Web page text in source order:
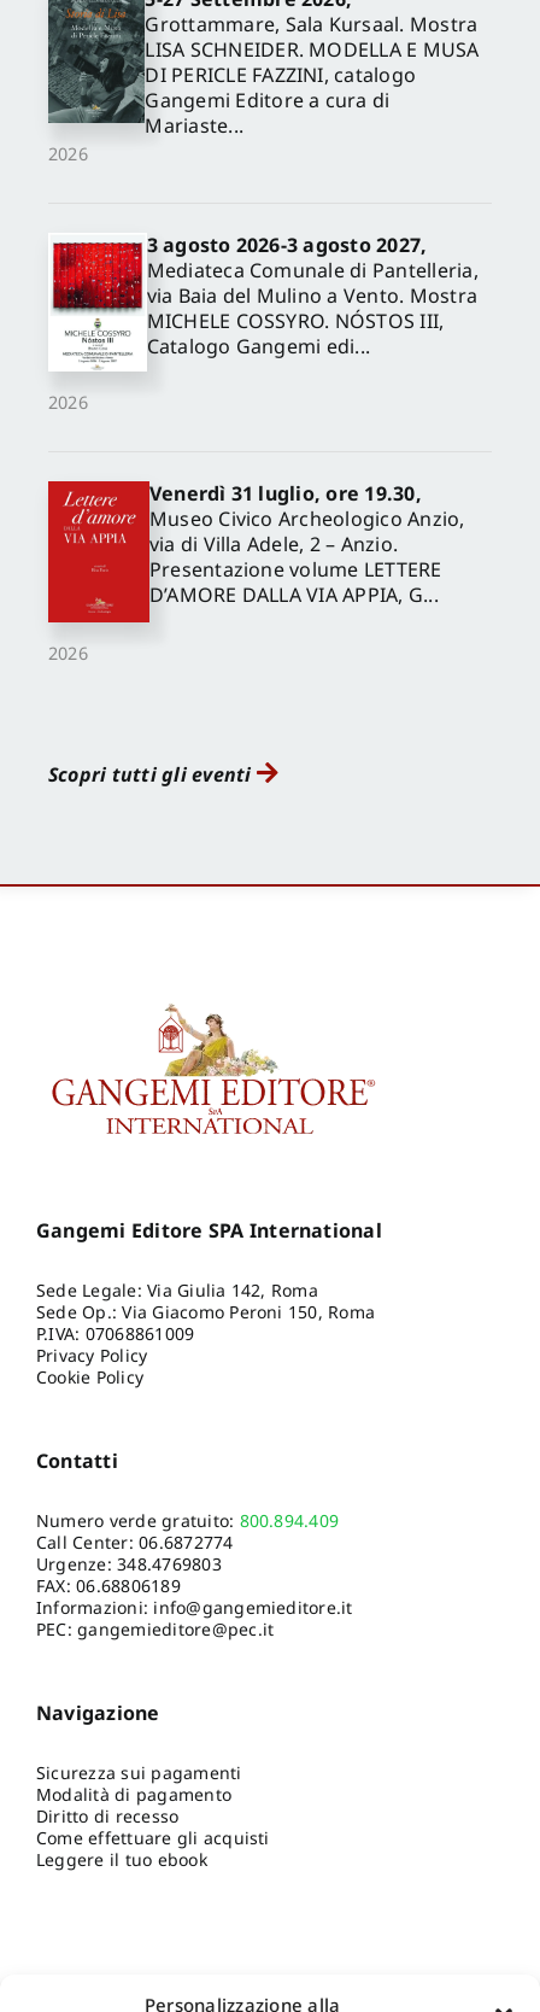
Personalizzazione alla
2026
Grottammare, Sala Kursaal. Mostra
LISA SCHNEIDER. MODELLA E MUSA
DI PERICLE FAZZINI, catalogo
Gangemi Editore a cura di
Mariaste...
2026
3 agosto 2026-3 agosto 2027,
Mediateca Comunale di Pantelleria,
via Baia del Mulino a Vento. Mostra
MICHELE COSSYRO. NÓSTOS III,
Catalogo Gangemi edi...
2026
Venerdì 31 luglio, ore 19.30,
Museo Civico Archeologico Anzio,
via di Villa Adele, 2 – Anzio.
Presentazione volume LETTERE
D’AMORE DALLA VIA APPIA, G...
Scopri tutti gli eventi
Gangemi Editore SPA International
Sede Legale: Via Giulia 142, Roma
Sede Op.: Via Giacomo Peroni 150, Roma
P.IVA: 07068861009
Privacy Policy
Cookie Policy
Contatti
Numero verde gratuito: 800.894.409
Call Center:06.6872774
Urgenze:348.4769803
FAX: 06.68806189
Informazioni: info@gangemieditore.it
PEC: gangemieditore@pec.it
Navigazione
Sicurezza sui pagamenti
Modalità di pagamento
Diritto di recesso
Come effettuare gli acquisti
Leggere il tuo ebook